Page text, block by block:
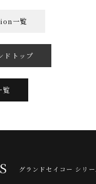
一覧
ドトップ
覧
グランドセイコー シリ